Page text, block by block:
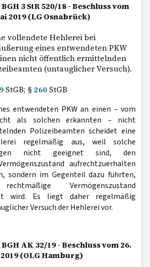
BGH 3 StR 520/18 - Beschluss vom
2019 (LG Osnabrück)
vollendete Hehlerei bei
eines entwendeten PKW
nicht öffentlich ermittelnden
(untauglicher Versuch).
StGB; § 260 StGB
entwendeten PKW an einen – vom
als solchen erkannten – nicht
Polizeibeamten scheidet eine
regelmäßig aus, weil solche
nicht geeignet sind, den
aufrechtzuerhalten
sondern im Gegenteil dazu führten,
Vermögenszustand
wird. Es liegt daher regelmäßig
Versuch der Hehlerei vor.
BGH AK 32/19 - Beschluss vom 26.
(OLG Hamburg)